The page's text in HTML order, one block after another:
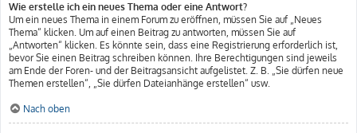
Wie erstelle ich ein neues Thema oder eine Antwort?
Um ein neues Thema in einem Forum zu eröffnen, müssen Sie auf „Neues
Thema“ klicken. Um auf einen Beitrag zu antworten, müssen Sie auf
„Antworten“ klicken. Es könnte sein, dass eine Registrierung erforderlich ist,
bevor Sie einen Beitrag schreiben können. Ihre Berechtigungen sind jeweils
am Ende der Foren- und der Beitragsansicht aufgelistet. Z. B. „Sie dürfen neue
Themen erstellen“, „Sie dürfen Dateianhänge erstellen“ usw.
Nach oben